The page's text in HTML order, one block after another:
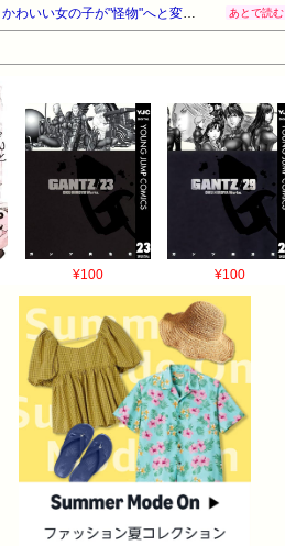
あとで読む
¥100 ¥100